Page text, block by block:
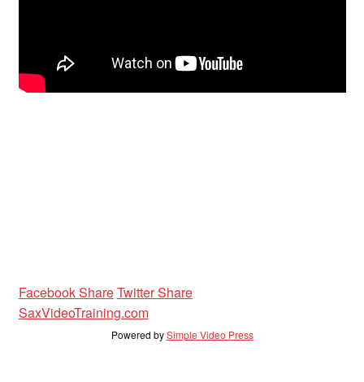
ÜBER UNS
Facebook ShareTwitter Share
SaxVideoTraining.com
Powered bySimple Video Press